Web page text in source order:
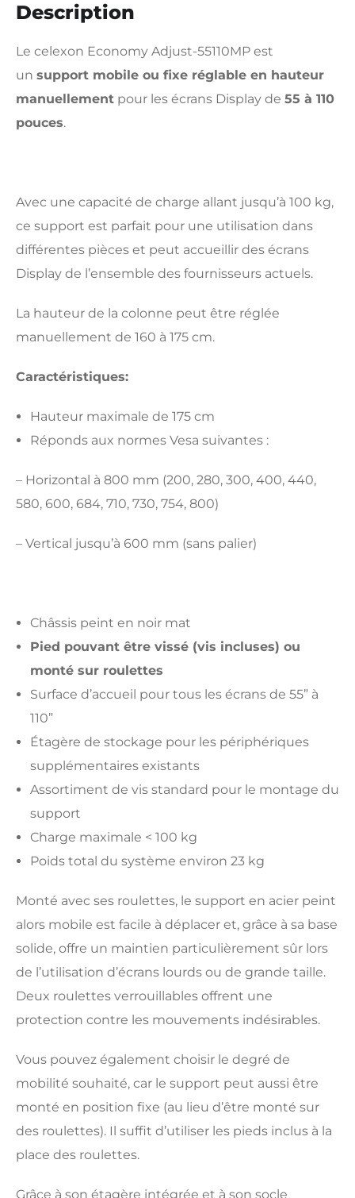
Description
Le celexon Economy Adjust-55110MP est
un support mobile ou fixe réglable en hauteur
manuellement pour les écrans Display de 55 à 110
pouces.
Avec une capacité de charge allant jusqu’à 100 kg,
ce support est parfait pour une utilisation dans
différentes pièces et peut accueillir des écrans
Display de l’ensemble des fournisseurs actuels.
La hauteur de la colonne peut être réglée
manuellement de 160 à 175 cm.
Caractéristiques:
Hauteur maximale de 175 cm
Réponds aux normes Vesa suivantes :
– Horizontal à 800 mm (200, 280, 300, 400, 440,
580, 600, 684, 710, 730, 754, 800)
– Vertical jusqu’à 600 mm (sans palier)
Châssis peint en noir mat
Pied pouvant être vissé (vis incluses) ou
monté sur roulettes
Surface d’accueil pour tous les écrans de 55” à
110”
Étagère de stockage pour les périphériques
supplémentaires existants
Assortiment de vis standard pour le montage du
support
Charge maximale < 100 kg
Poids total du système environ 23 kg
Monté avec ses roulettes, le support en acier peint
alors mobile est facile à déplacer et, grâce à sa base
solide, offre un maintien particulièrement sûr lors
de l’utilisation d’écrans lourds ou de grande taille.
Deux roulettes verrouillables offrent une
protection contre les mouvements indésirables.
Vous pouvez également choisir le degré de
mobilité souhaité, car le support peut aussi être
monté en position fixe (au lieu d’être monté sur
des roulettes). Il suffit d’utiliser les pieds inclus à la
place des roulettes.
Grâce à son étagère intégrée et à son socle